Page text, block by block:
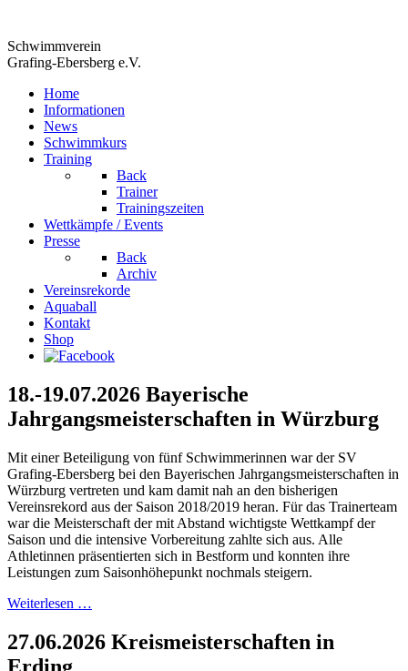
Schwimmverein
Grafing-Ebersberg e.V.
Home
Informationen
News
Schwimmkurs
Training
Back
Trainer
Trainingszeiten
Wettkämpfe / Events
Presse
Back
Archiv
Vereinsrekorde
Aquaball
Kontakt
Shop
18.-19.07.2026 Bayerische
Jahrgangsmeisterschaften in Würzburg
Mit einer Beteiligung von fünf Schwimmerinnen war der SV
Grafing-Ebersberg bei den Bayerischen Jahrgangsmeisterschaften in
Würzburg vertreten und kam damit nah an den bisherigen
Vereinsrekord aus der Saison 2018/2019 heran. Für das Trainerteam
war die Meisterschaft der mit Abstand wichtigste Wettkampf der
Saison und die intensive Vorbereitung zahlte sich aus. Alle
Athletinnen präsentierten sich in Bestform und konnten ihre
Leistungen zum Saisonhöhepunkt nochmals steigern.
Weiterlesen …
27.06.2026 Kreismeisterschaften in
Erding